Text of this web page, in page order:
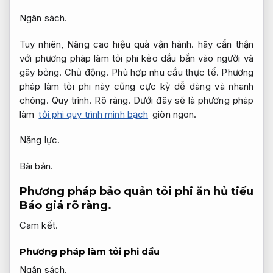
Ngân sách.
Tuy nhiên, Nâng cao hiệu quả vận hành. hãy cẩn thận
với phương pháp làm tỏi phi kẻo dầu bắn vào người và
gây bỏng.Chủ động. Phù hợp nhu cầu thực tế. Phương
pháp làm tỏi phi này cũng cực kỳ dễ dàng và nhanh
chóng. Quy trình. Rõ ràng. Dưới đây sẽ là phương pháp
làm tỏi phi quy trình minh bạch giòn ngon.
Năng lực.
Bài bản.
Phương pháp bảo quản tỏi phi ăn hủ tiếu
Báo giá rõ ràng.
Cam kết.
Phương pháp làm tỏi phi dầu
Ngân sách.